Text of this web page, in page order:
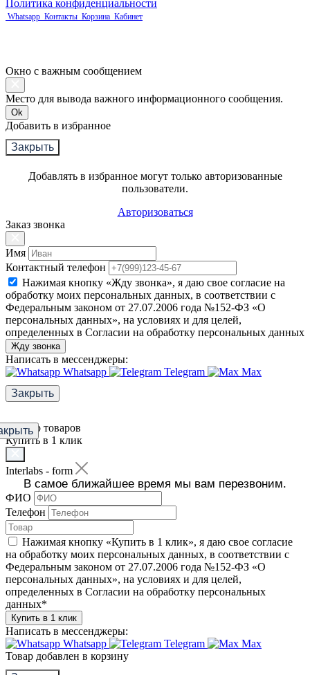
Политика конфиденциальности
Whatsapp Контакты Корзина Кабинет
Окно с важным сообщением
Место для вывода важного информационного сообщения.
Ok
Добавить в избранное
Закрыть
Добавлять в избранное могут только авторизованные
пользователи.
Авторизоваться
Заказ звонка
Имя
Контактный телефон
Нажимая кнопку «Жду звонка», я даю свое согласие на
обработку моих персональных данных, в соответствии с
Федеральным законом от 27.07.2006 года №152-ФЗ «О
персональных данных», на условиях и для целей,
определенных в Согласии на обработку персональных данных
Жду звонка
Написать в мессенджеры:
Whatsapp
Telegram
Max
Закрыть
Фильтр товаров
Купить в 1 клик
Interlabs - form
В самое ближайшее время мы вам перезвоним.
ФИО
Телефон
Нажимая кнопку «Купить в 1 клик», я даю свое согласие
на обработку моих персональных данных, в соответствии с
Федеральным законом от 27.07.2006 года №152-ФЗ «О
персональных данных», на условиях и для целей,
определенных в Согласии на обработку персональных
данных*
Купить в 1 клик
Написать в мессенджеры:
Whatsapp
Telegram
Max
Товар добавлен в корзину